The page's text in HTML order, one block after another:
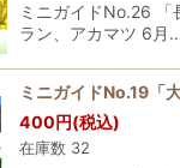
ミニガイドNo.26
ラン、アカマツ 6月
ミニガイドNo.19「
400円(税込)
在庫数 32